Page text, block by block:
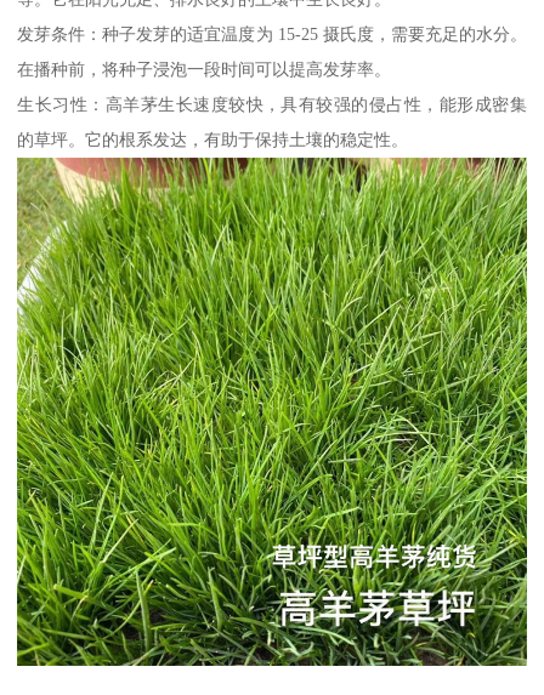
发芽条件：种子发芽的适宜温度为 15-25 摄氏度，需要充足的水分。
在播种前，将种子浸泡一段时间可以提高发芽率。
生长习性：高羊茅生长速度较快，具有较强的侵占性，能形成密集
的草坪。它的根系发达，有助于保持土壤的稳定性。